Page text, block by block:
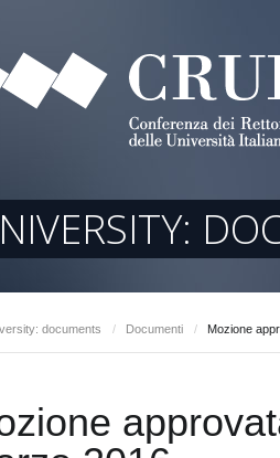
documents / Documenti / Mozione